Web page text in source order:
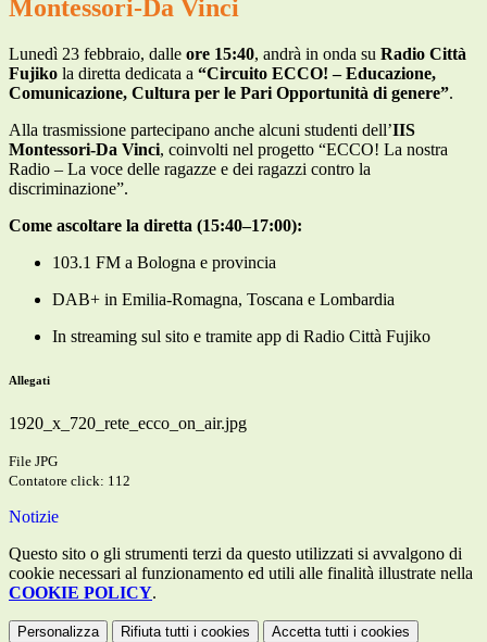
Montessori-Da Vinci
Lunedì 23 febbraio, dalle ore 15:40, andrà in onda su Radio Città
Fujiko la diretta dedicata a “Circuito ECCO! – Educazione,
Comunicazione, Cultura per le Pari Opportunità di genere”.
Alla trasmissione partecipano anche alcuni studenti dell’IIS
Montessori-Da Vinci, coinvolti nel progetto “ECCO! La nostra
Radio – La voce delle ragazze e dei ragazzi contro la
discriminazione”.
Come ascoltare la diretta (15:40–17:00):
103.1 FM a Bologna e provincia
DAB+ in Emilia-Romagna, Toscana e Lombardia
In streaming sul sito e tramite app di Radio Città Fujiko
Allegati
1920_x_720_rete_ecco_on_air.jpg
File JPG
Contatore click: 112
Notizie
Questo sito o gli strumenti terzi da questo utilizzati si avvalgono di
cookie necessari al funzionamento ed utili alle finalità illustrate nella
COOKIE POLICY.
Personalizza Rifiuta tutti i cookies Accetta tutti i cookies